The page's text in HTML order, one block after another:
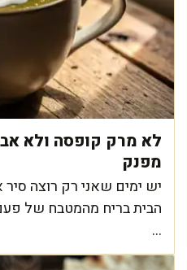
לא מרק קופסה ולא
מפנק
יש ימים שאני רק רוצה
הבית בריח מהמטבח של
...